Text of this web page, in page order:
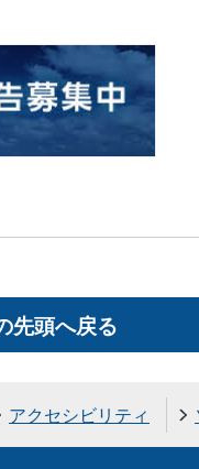
先頭へ戻る
アクセシビリティ